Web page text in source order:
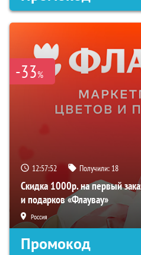
-33%
12:57:51 Получили: 18
Скидка 1000р. на первый
и подарков «Флаувау»
Россия
Промокод